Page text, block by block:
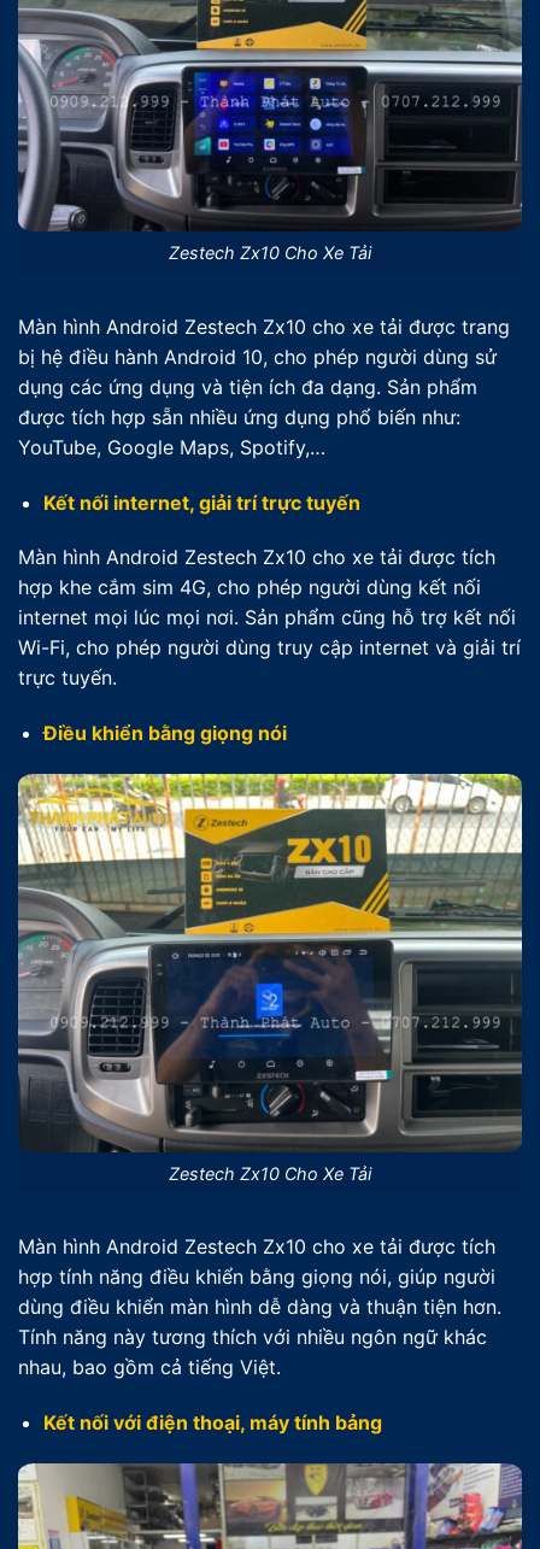
Zestech Zx10 Cho Xe Tải
Màn hình Android Zestech Zx10 cho xe tải được trang
bị hệ điều hành Android 10, cho phép người dùng sử
dụng các ứng dụng và tiện ích đa dạng. Sản phẩm
được tích hợp sẵn nhiều ứng dụng phổ biến như:
YouTube, Google Maps, Spotify,…
Kết nối internet, giải trí trực tuyến
Màn hình Android Zestech Zx10 cho xe tải được tích
hợp khe cắm sim 4G, cho phép người dùng kết nối
internet mọi lúc mọi nơi. Sản phẩm cũng hỗ trợ kết nối
Wi-Fi, cho phép người dùng truy cập internet và giải trí
trực tuyến.
Điều khiển bằng giọng nói
Zestech Zx10 Cho Xe Tải
Màn hình Android Zestech Zx10 cho xe tải được tích
hợp tính năng điều khiển bằng giọng nói, giúp người
dùng điều khiển màn hình dễ dàng và thuận tiện hơn.
Tính năng này tương thích với nhiều ngôn ngữ khác
nhau, bao gồm cả tiếng Việt.
Kết nối với điện thoại, máy tính bảng